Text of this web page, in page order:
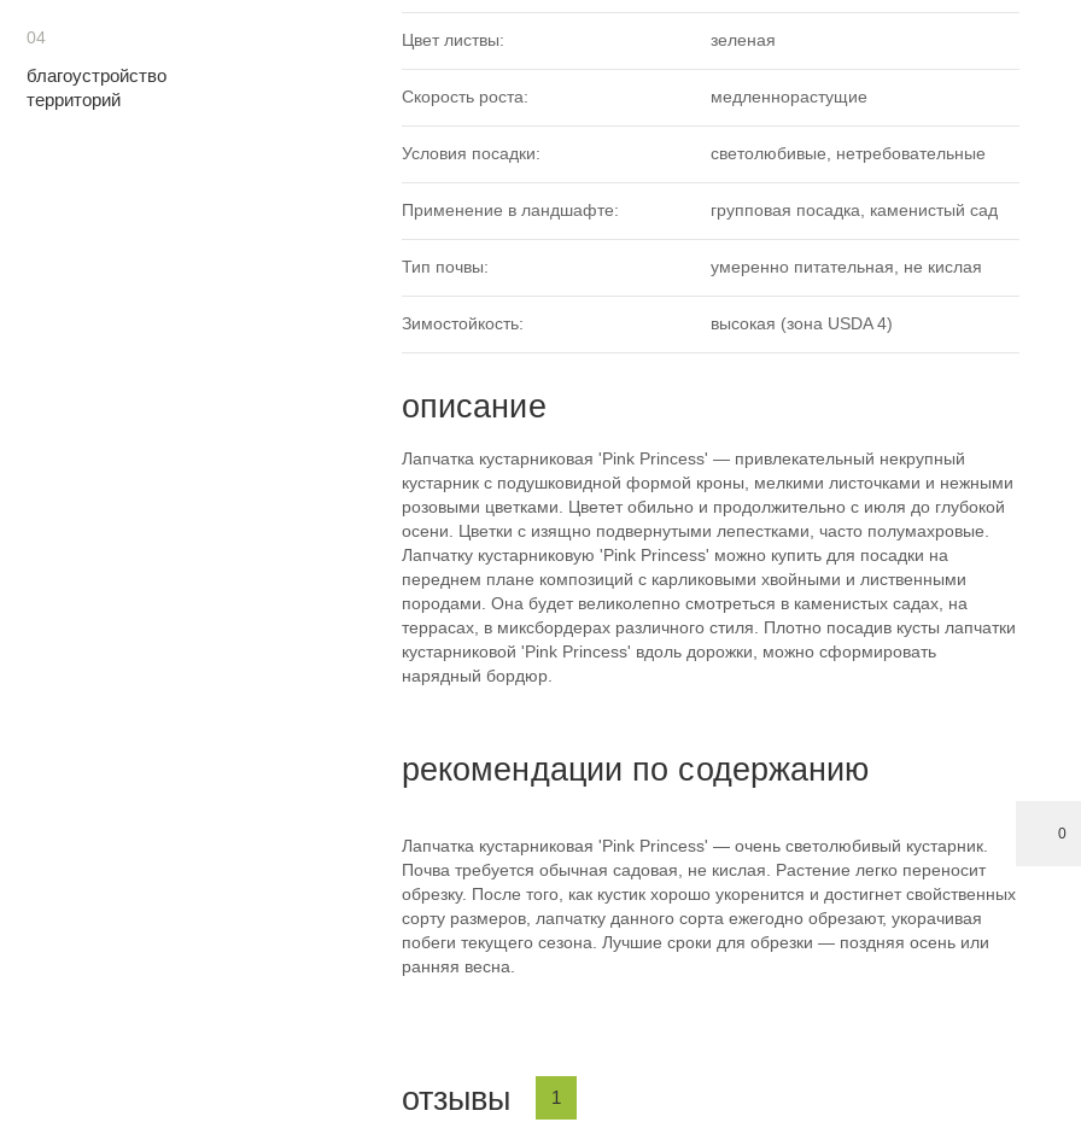
0
04
благоустройство
территорий
Цвет листвы: зеленая
Скорость роста: медленнорастущие
Условия посадки: светолюбивые, нетребовательные
Применение в ландшафте: групповая посадка, каменистый сад
Тип почвы: умеренно питательная, не кислая
Зимостойкость: высокая (зона USDA 4)
описание
Лапчатка кустарниковая 'Pink Princess' — привлекательный некрупный
кустарник с подушковидной формой кроны, мелкими листочками и нежными
розовыми цветками. Цветет обильно и продолжительно с июля до глубокой
осени. Цветки с изящно подвернутыми лепестками, часто полумахровые.
Лапчатку кустарниковую 'Pink Princess' можно купить для посадки на
переднем плане композиций с карликовыми хвойными и лиственными
породами. Она будет великолепно смотреться в каменистых садах, на
террасах, в миксбордерах различного стиля. Плотно посадив кусты лапчатки
кустарниковой 'Pink Princess' вдоль дорожки, можно сформировать
нарядный бордюр.
рекомендации по содержанию
Лапчатка кустарниковая 'Pink Princess' — очень светолюбивый кустарник.
Почва требуется обычная садовая, не кислая. Растение легко переносит
обрезку. После того, как кустик хорошо укоренится и достигнет свойственных
сорту размеров, лапчатку данного сорта ежегодно обрезают, укорачивая
побеги текущего сезона. Лучшие сроки для обрезки — поздняя осень или
ранняя весна.
отзывы 1